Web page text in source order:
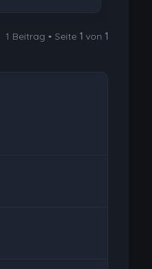
h
1 Beitrag • Seite1 von1